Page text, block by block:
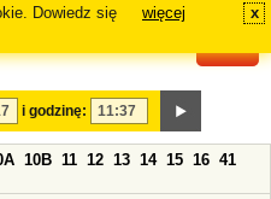
Dowiedz się
więcej x
i godzinę:
10B 11 12 13 14 15 16 41